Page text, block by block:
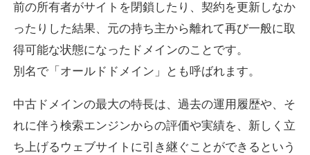
詳細を見る
10,800円 入札 0件
ジャンルエンターテイメント
37
前の所有者がサイトを閉鎖したり、契約を更新しなか
ったりした結果、元の持ち主から離れて再び一般に取
得可能な状態になったドメインのことです。
別名で「オールドドメイン」とも呼ばれます。
中古ドメインの最大の特長は、過去の運用履歴や、そ
れに伴う検索エンジンからの評価や実績を、新しく立
ち上げるウェブサイトに引き継ぐことができるという